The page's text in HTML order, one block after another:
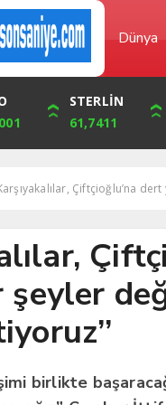
Dünya
STERLİN
61,7411
ÇEYREK
9,929,91
Çiftçioğlu’na
şeyler
birlikte